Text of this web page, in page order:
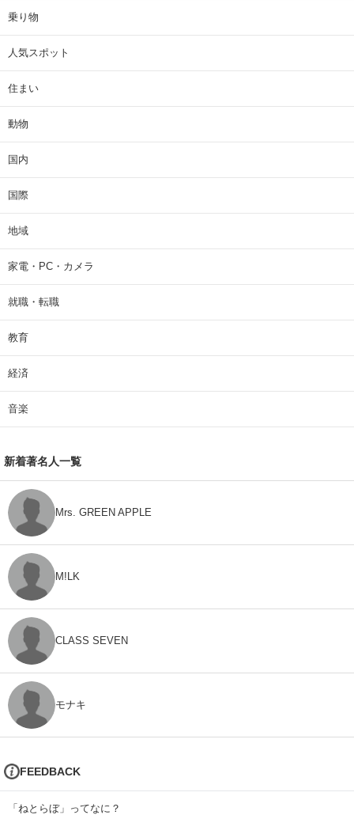
乗り物
人気スポット
住まい
動物
国内
国際
地域
家電・PC・カメラ
就職・転職
教育
経済
音楽
新着著名人一覧
Mrs. GREEN APPLE
M!LK
CLASS SEVEN
モナキ
FEEDBACK
「ねとらぼ」ってなに？